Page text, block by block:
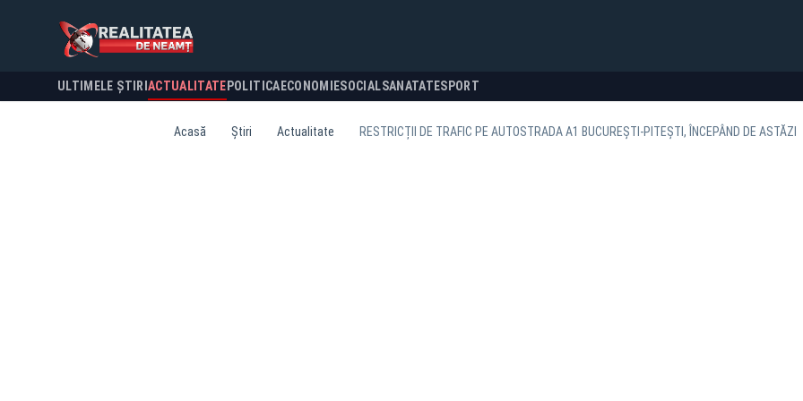
ULTIMELE ȘTIRI ACTUALITATE POLITICA ECONOMIESOCIALSANATATESPORT
Acasă Știri Actualitate RESTRICȚII DE TRAFIC PE AUTOSTRADA A1 BUCUREȘTI-PITEȘTI, ÎNCEPÂND DE ASTĂZI